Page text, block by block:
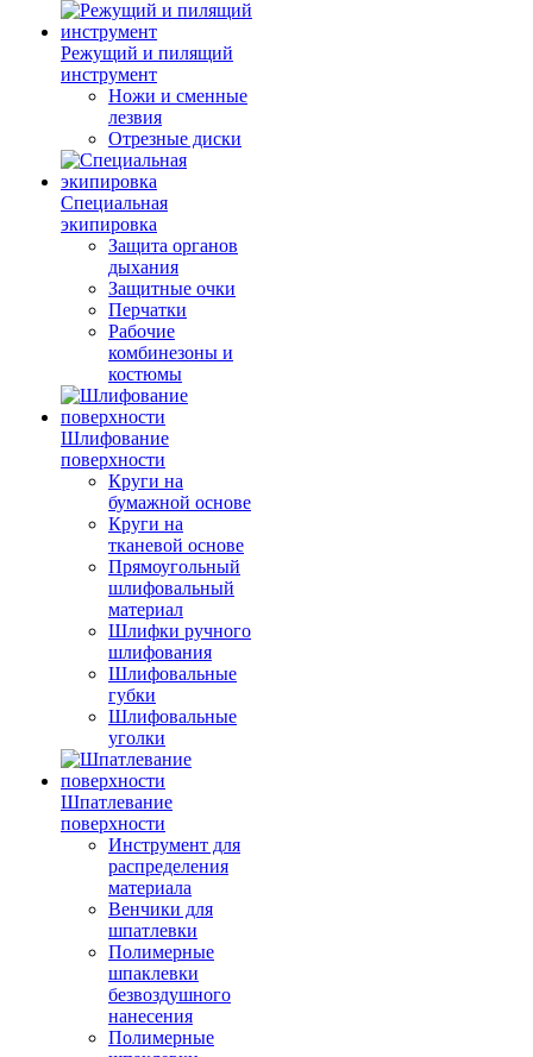
Режущий и пилящий
инструмент
Ножи и сменные
лезвия
Отрезные диски
Специальная
экипировка
Защита органов
дыхания
Защитные очки
Перчатки
Рабочие
комбинезоны и
костюмы
Шлифование
поверхности
Круги на
бумажной основе
Круги на
тканевой основе
Прямоугольный
шлифовальный
материал
Шлифки ручного
шлифования
Шлифовальные
губки
Шлифовальные
уголки
Шпатлевание
поверхности
Инструмент для
распределения
материала
Венчики для
шпатлевки
Полимерные
шпаклевки
безвоздушного
нанесения
Полимерные